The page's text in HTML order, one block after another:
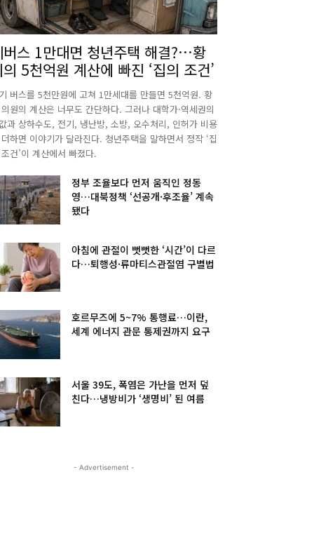
버스 1만대면 청년주택 해결?…황
5천억원 계산에 빠진 ‘집의 조건’
버스를 5천만원에 고쳐 1만세대를 만들면 5천억원. 황
원의 계산은 너무도 간단하다. 그러나 대학가·역세권의
과 상하수도, 전기, 냉난방, 소방, 오수처리, 인허가 비용
하면 이야기가 달라진다. 청년주택을 말하면서 정작 ‘집
건’이 계산에서 빠졌다.
정부 조율보다 먼저 움직인 정동
영…대북정책 ‘선공개·후조율’ 계속
됐다
아침에 관절이 뻣뻣한 ‘시간’이 다르
다…퇴행성·류마티스관절염 구별법
호르무즈에 5~7% 통행료…이란,
세계 에너지 관문 통제권까지 요구
서울 39도, 폭염은 가난을 먼저 덮
친다…냉방비가 ‘생명비’ 된 여름
- Advertisement -